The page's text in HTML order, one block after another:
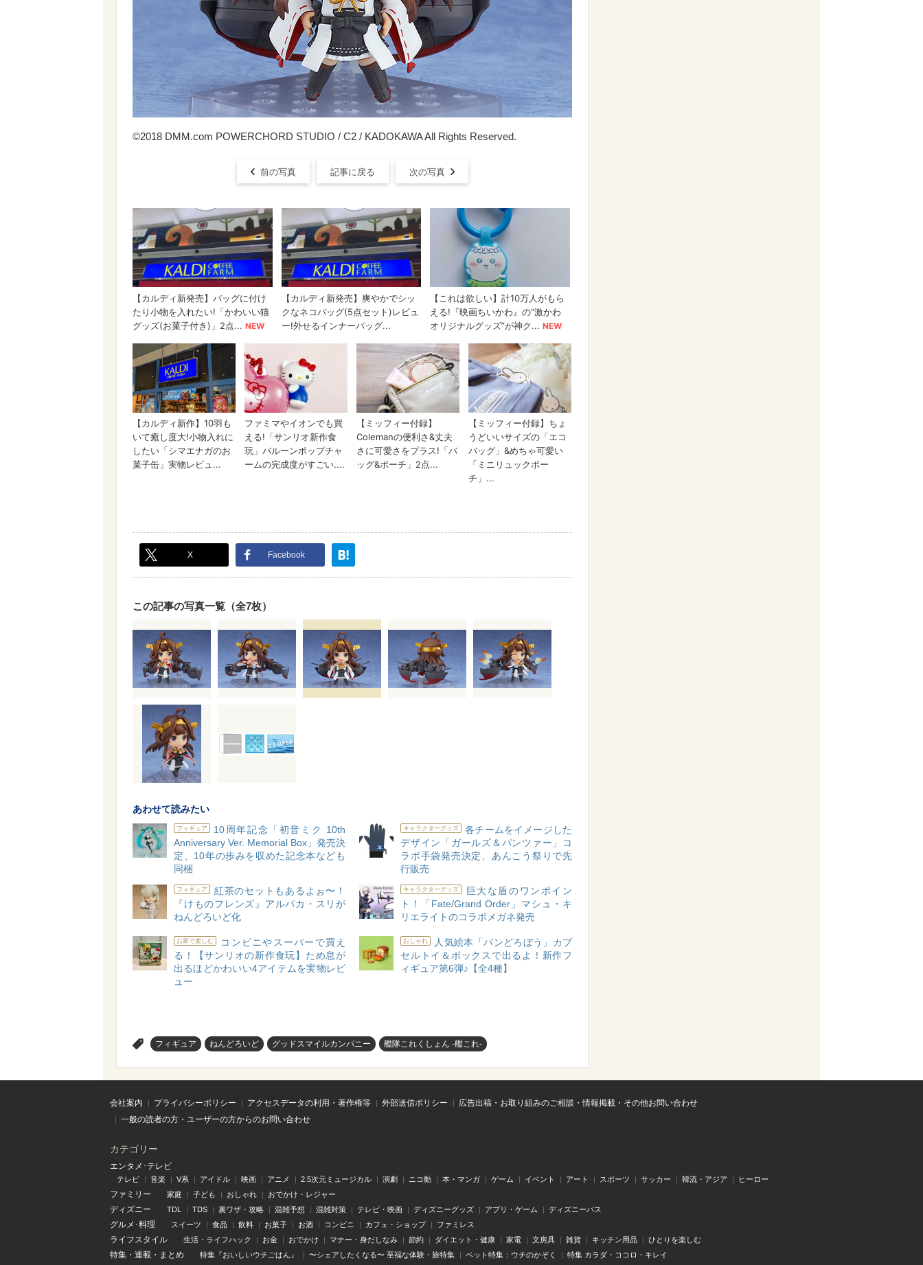
©2018 DMM.com POWERCHORD STUDIO / C2 / KADOKAWA All Rights Reserved.
前の写真 記事に戻る 次の写真
X Facebook
この記事の写真一覧（全7枚）
あわせて読みたい
フィギュア
10周年記念「初音ミク 10th
Anniversary Ver. Memorial Box」発売決
定、10年の歩みを収めた記念本なども
同梱
キャラクターグッズ
各チームをイメージした
デザイン「ガールズ＆パンツァー」コ
ラボ手袋発売決定、あんこう祭りで先
行販売
フィギュア
紅茶のセットもあるよぉ〜！
『けものフレンズ』アルパカ・スリが
ねんどろいど化
キャラクターグッズ
巨大な盾のワンポイン
ト！「Fate/Grand Order」マシュ・キ
リエライトのコラボメガネ発売
お家で楽しむ
コンビニやスーパーで買え
る！【サンリオの新作食玩】ため息が
出るほどかわいい4アイテムを実物レビ
ュー
おしゃれ
人気絵本「パンどろぼう」カプ
セルトイ＆ボックスで出るよ！新作フ
ィギュア第6弾♪【全4種】
フィギュア ねんどろいど グッドスマイルカンパニー 艦隊これくしょん -艦これ-
会社案内 プライバシーポリシー アクセスデータの利用・著作権等 外部送信ポリシー
広告出稿・お取り組みのご相談・情報掲載・その他お問い合わせ
一般の読者の方・ユーザーの方からのお問い合わせ
カテゴリー
エンタメ･テレビ
テレビ 音楽 V系 アイドル 映画 アニメ 2.5次元ミュージカル 演劇 ニコ動 本・マンガ ゲーム イベント アート スポーツ サッカー 韓流・アジア ヒーロー
ファミリー 家庭 子ども おしゃれ おでかけ・レジャー
ディズニー TDL TDS 裏ワザ・攻略 混雑予想 混雑対策 テレビ・映画 ディズニーグッズ アプリ・ゲーム ディズニーパス
グルメ･料理 スイーツ 食品 飲料 お菓子 お酒 コンビニ カフェ・ショップ ファミレス
ライフスタイル 生活・ライフハック お金 おでかけ マナー・身だしなみ 節約 ダイエット・健康 家電 文房具 雑貨 キッチン用品 ひとりを楽しむ
特集 ・ 連載 ・ まとめ 特集『おいしいウチごはん』 〜シェアしたくなる〜 至福な体験・旅特集 ペット特集：ウチのかぞく 特集 カラダ・ココロ・キレイ